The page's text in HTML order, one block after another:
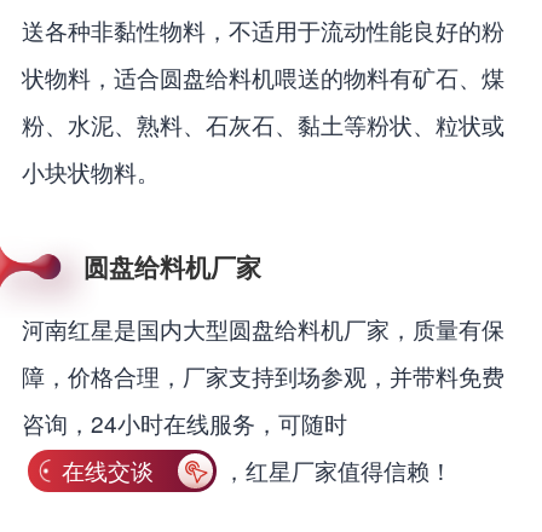
送各种非黏性物料，不适用于流动性能良好的粉
状物料，适合圆盘给料机喂送的物料有矿石、煤
粉、水泥、熟料、石灰石、黏土等粉状、粒状或
小块状物料。
圆盘给料机厂家
河南红星是国内大型圆盘给料机厂家，质量有保
障，价格合理，厂家支持到场参观，并带料免费
咨询，24小时在线服务，可随时
在线交谈
，红星厂家值得信赖！